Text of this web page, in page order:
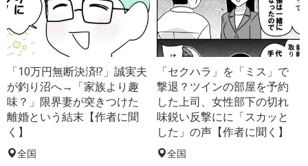
「10万円無断決済!?」誠実夫
が釣り沼へ→「家族より趣
味？」限界妻が突きつけた
離婚という結末【作者に聞
く】
全国
「セクハラ」を「ミス」で
撃退？ツインの部屋を予約
した上司、女性部下の切れ
味鋭い反撃にに「スカッと
した」の声【作者に聞く】
全国